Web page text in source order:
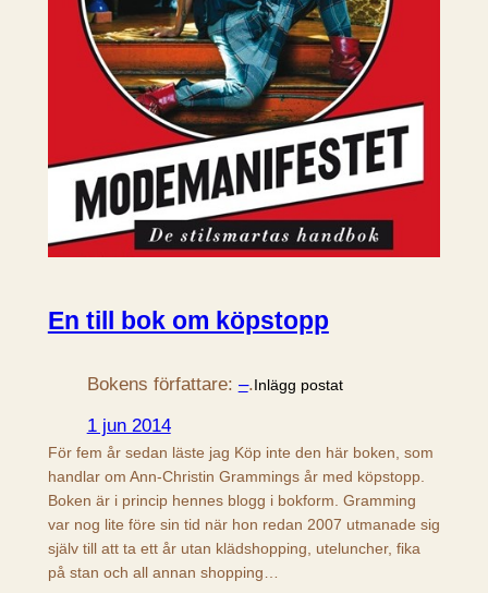
En till bok om köpstopp
Bokens författare: –.Inlägg postat
1 jun 2014
För fem år sedan läste jag Köp inte den här boken, som
handlar om Ann-Christin Grammings år med köpstopp.
Boken är i princip hennes blogg i bokform. Gramming
var nog lite före sin tid när hon redan 2007 utmanade sig
själv till att ta ett år utan klädshopping, uteluncher, fika
på stan och all annan shopping…